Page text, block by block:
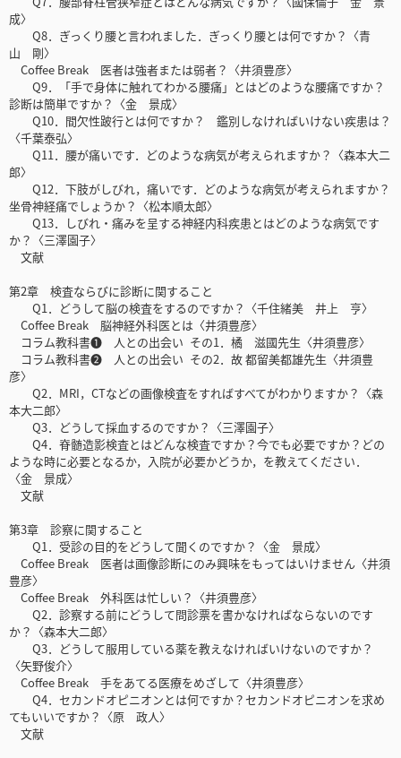
成〉
Q8．ぎっくり腰と言われました．ぎっくり腰とは何ですか？〈青
山 剛〉
Coffee Break 医者は強者または弱者？〈井須豊彦〉
Q9．「手で身体に触れてわかる腰痛」とはどのような腰痛ですか？
診断は簡単ですか？〈金 景成〉
Q10．間欠性跛行とは何ですか？ 鑑別しなければいけない疾患は？
〈千葉泰弘〉
Q11．腰が痛いです．どのような病気が考えられますか？〈森本大二
郎〉
Q12．下肢がしびれ，痛いです．どのような病気が考えられますか？
坐骨神経痛でしょうか？〈松本順太郎〉
Q13．しびれ・痛みを呈する神経内科疾患とはどのような病気です
か？〈三澤園子〉
文献
第2章 検査ならびに診断に関すること
Q1．どうして脳の検査をするのですか？〈千住緒美 井上 亨〉
Coffee Break 脳神経外科医とは〈井須豊彦〉
コラム教科書❶ 人との出会い その1．橘 滋國先生〈井須豊彦〉
コラム教科書❷ 人との出会い その2．故 都留美都雄先生〈井須豊
彦〉
Q2．MRI，CTなどの画像検査をすればすべてがわかりますか？〈森
本大二郎〉
Q3．どうして採血するのですか？〈三澤園子〉
Q4．脊髄造影検査とはどんな検査ですか？今でも必要ですか？どの
ような時に必要となるか，入院が必要かどうか，を教えてください．
〈金 景成〉
文献
第3章 診察に関すること
Q1．受診の目的をどうして聞くのですか？〈金 景成〉
Coffee Break 医者は画像診断にのみ興味をもってはいけません〈井須
豊彦〉
Coffee Break 外科医は忙しい？〈井須豊彦〉
Q2．診察する前にどうして問診票を書かなければならないのです
か？〈森本大二郎〉
Q3．どうして服用している薬を教えなければいけないのですか？
〈矢野俊介〉
Coffee Break 手をあてる医療をめざして〈井須豊彦〉
Q4．セカンドオピニオンとは何ですか？セカンドオピニオンを求め
てもいいですか？〈原 政人〉
文献